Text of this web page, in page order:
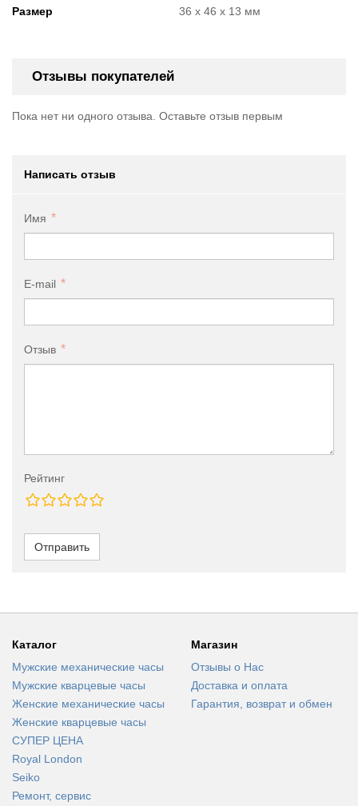
Размер 36 х 46 х 13 мм
Отзывы покупателей
Пока нет ни одного отзыва. Оставьте отзыв первым
Написать отзыв
Имя
E-mail
Отзыв
Рейтинг
Отправить
Каталог
Мужские механические часы
Мужские кварцевые часы
Женские механические часы
Женские кварцевые часы
СУПЕР ЦЕНА
Royal London
Seiko
Ремонт, сервис
Магазин
Отзывы о Нас
Доставка и оплата
Гарантия, возврат и обмен